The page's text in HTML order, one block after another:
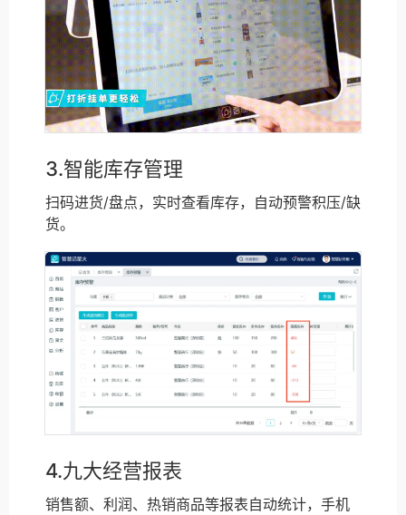
3.智能库存管理
扫码进货/盘点，实时查看库存，自动预警积压/缺
货。
4.九大经营报表
销售额、利润、热销商品等报表自动统计，手机